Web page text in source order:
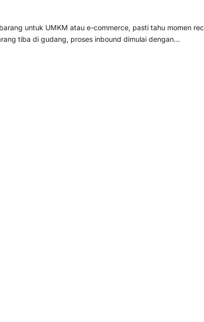
untuk UMKM atau e-commerce, pasti tahu momen
tiba di gudang, proses inbound dimulai dengan…